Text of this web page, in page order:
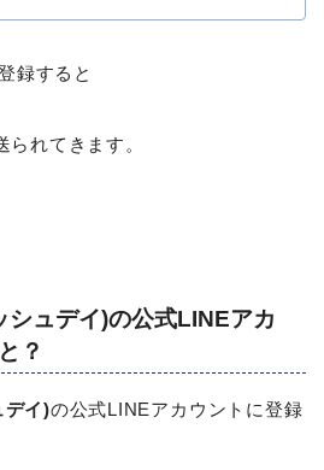
録すると
れてきます。
ュデイ)の公式LINEアカ
？
デイ)の公式LINEアカウントに登録